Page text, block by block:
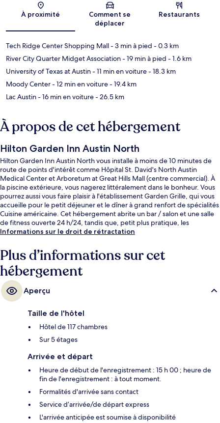
Carte
À proximité
Comment se
déplacer
Restaurants
Tech Ridge Center Shopping Mall- 3 min à pied - 0.3 km
River City Quarter Midget Association- 19 min à pied - 1.6 km
University of Texas at Austin- 11 min en voiture- 18.3 km
Moody Center- 12 min en voiture- 19.4 km
Lac Austin- 16 min en voiture- 26.5 km
À propos de cet hébergement
Hilton Garden Inn Austin North
Hilton Garden Inn Austin North vous installe à moins de 10 minutes de
route de points d'intérêt comme Hôpital St. David's North Austin
Medical Center et Arboretum at Great Hills Mall (centre commercial). À
la piscine extérieure, vous nagerez littéralement dans le bonheur. Vous
pourrez aussi vous faire plaisir à l'établissement Garden Grille, qui vous
accueille pour le petit déjeuner et le dîner à grand renfort de spécialités
Cuisine américaine. Cet hébergement abrite un bar / salon et une salle
de fitness ouverte 24 h/24, tandis que, petit plus pratique, les
chambres bénéficient d'un réfrigérateur et d'un micro-ondes. Les
personnel attentionné.
Informations sur le droit de rétractation
Plus d’informations sur cet
hébergement
Aperçu
Taille de l'hôtel
Hôtel de 117 chambres
Sur 5 étages
Arrivée et départ
Heure de début de l'enregistrement : 15 h 00 ; heure de
fin de l'enregistrement : à tout moment.
Formalités d'arrivée sans contact
Service d’arrivée/de départ express
L'arrivée anticipée est soumise à disponibilité